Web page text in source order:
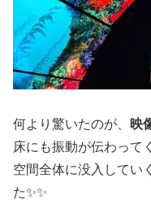
何より驚いたのが、 映
床にも振動が伝わって
空間全体に没入してい
た✨✨